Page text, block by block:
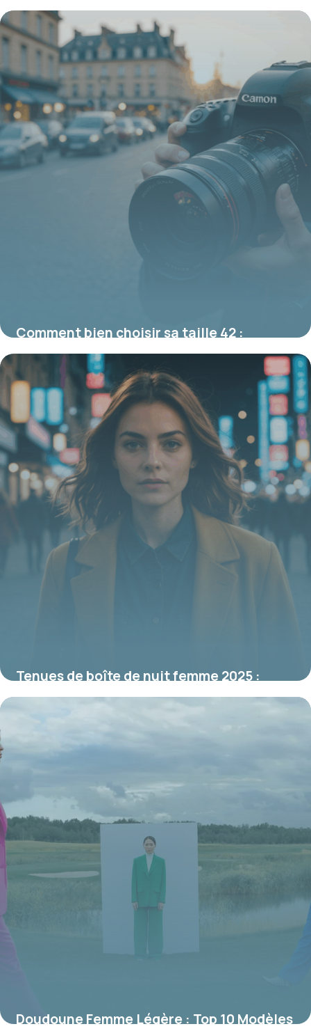
Tendances Mode
19 juin 2026
Comment bien choisir sa taille 42 :
conseils mode et morphologie
19 juin 2026
Tenues de boîte de nuit femme 2025 :
tendances et style incontournables
Doudoune Femme Légère : Top 10 Modèles